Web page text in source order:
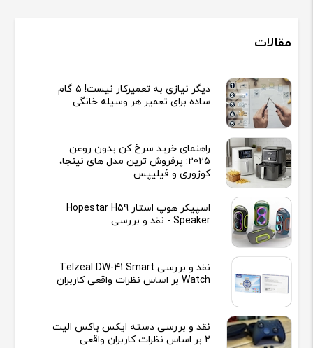
مقالات
دیگر نیازی به تعمیرکار نیست! ۵ گام
ساده برای تعمیر هر وسیله خانگی
راهنمای خرید سرخ کن بدون روغن
2025: پرفروش ترین مدل های نینجا،
کوزوری و فیلیپس
اسپیکر هوپ استار Hopestar H59
Speaker - نقد و بررسی
نقد و بررسی Telzeal DW-41 Smart
Watch بر اساس نظرات واقعی کاربران
نقد و بررسی دسته ایکس باکس الیت
2 بر اساس نظرات کاربران واقعی